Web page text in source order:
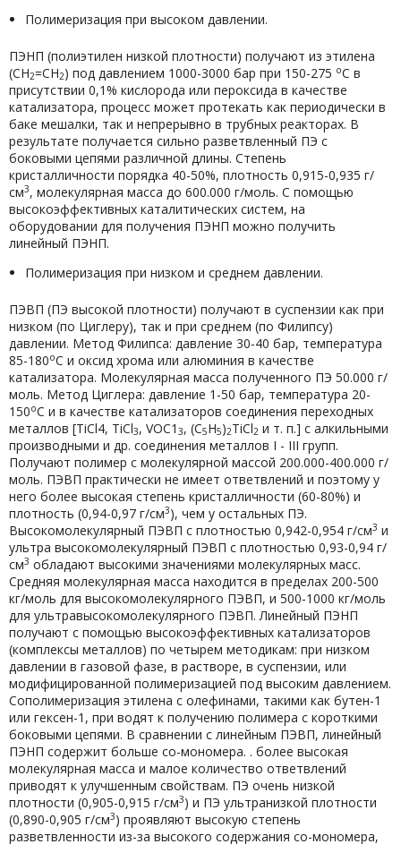
Полимеризация при высоком давлении.
ПЭНП (полиэтилен низкой плотности) получают из этилена
(СН2=СН2) под давлением 1000-3000 бар при 150-275 оС в
присутствии 0,1% кислорода или пероксида в качестве
катализатора, процесс может протекать как периодически в
баке мешалки, так и непрерывно в трубных реакторах. В
результате получается сильно разветвленный ПЭ с
боковыми цепями различной длины. Степень
кристалличности порядка 40-50%, плотность 0,915-0,935 г/
см3, молекулярная масса до 600.000 г/моль. С помощью
высокоэффективных каталитических систем, на
оборудовании для получения ПЭНП можно получить
линейный ПЭНП.
Полимеризация при низком и среднем давлении.
ПЭВП (ПЭ высокой плотности) получают в суспензии как при
низком (по Циглеру), так и при среднем (по Филипсу)
давлении. Метод Филипса: давление 30-40 бар, температура
85-180оС и оксид хрома или алюминия в качестве
катализатора. Молекулярная масса полученного ПЭ 50.000 г/
моль. Метод Циглера: давление 1-50 бар, температура 20-
150оС и в качестве катализаторов соединения переходных
металлов [TiCl4, TiCl3, VOC1 3, (C5H5)2TiCl2 и т. п.] с алкильными
производными и др. соединения металлов I - III групп.
Получают полимер с молекулярной массой 200.000-400.000 г/
моль. ПЭВП практически не имеет ответвлений и поэтому у
него более высокая степень кристалличности (60-80%) и
плотность (0,94-0,97 г/см3), чем у остальных ПЭ.
Высокомолекулярный ПЭВП с плотностью 0,942-0,954 г/см3 и
ультра высокомолекулярный ПЭВП с плотностью 0,93-0,94 г/
см3 обладают высокими значениями молекулярных масс.
Средняя молекулярная масса находится в пределах 200-500
кг/моль для высокомолекулярного ПЭВП, и 500-1000 кг/моль
для ультравысокомолекулярного ПЭВП. Линейный ПЭНП
получают с помощью высокоэффективных катализаторов
(комплексы металлов) по четырем методикам: при низком
давлении в газовой фазе, в растворе, в суспензии, или
модифицированной полимеризацией под высоким давлением.
Сополимеризация этилена с олефинами, такими как бутен-1
или гексен-1, при водят к получению полимера с короткими
боковыми цепями. В сравнении с линейным ПЭВП, линейный
ПЭНП содержит больше со-мономера. . более высокая
молекулярная масса и малое количество ответвлений
приводят к улучшенным свойствам. ПЭ очень низкой
плотности (0,905-0,915 г/см3) и ПЭ ультранизкой плотности
(0,890-0,905 г/см3) проявляют высокую степень
разветвленности из-за высокого содержания со-мономера,